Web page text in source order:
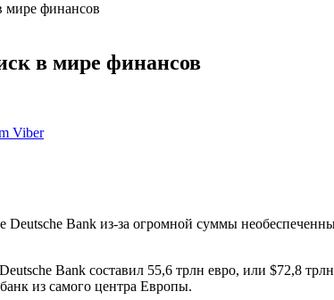
финансов
в мире финансов
Viber
Deutsche Bank из-за огромной суммы
Bank составил 55,6 трлн евро, или $72,8
из самого центра Европы.